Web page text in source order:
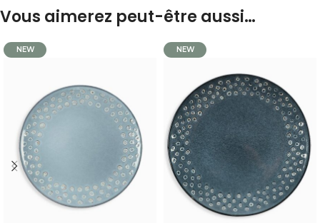
Vous aimerez peut-être aussi…
NEW NEW